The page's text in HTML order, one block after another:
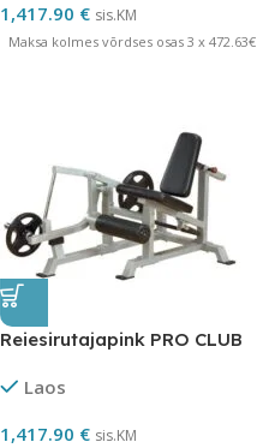
1,417.90 € sis.KM
Maksa kolmes võrdses osas 3 x 472.63€
Reiesirutajapink PRO CLUB
Laos
1,417.90 € sis.KM